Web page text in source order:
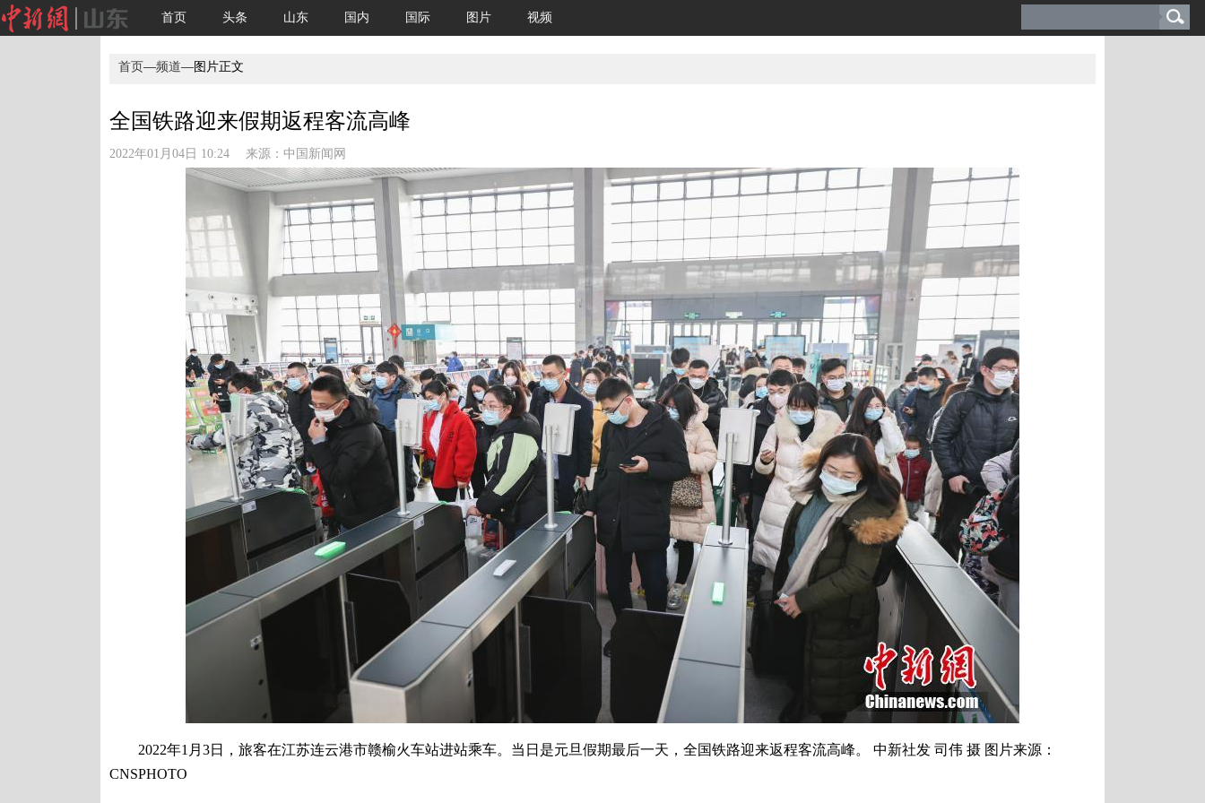
首页 头条 山东 国内 国际 图片 视频
首页—频道—图片正文
全国铁路迎来假期返程客流高峰
2022年01月04日 10:24 来源： 中国新闻网
2022年1月3日，旅客在江苏连云港市赣榆火车站进站乘车。当日是元旦假期最后一天，全国铁路迎来返程客流高峰。 中新社发 司伟 摄 图片来源：
CNSPHOTO